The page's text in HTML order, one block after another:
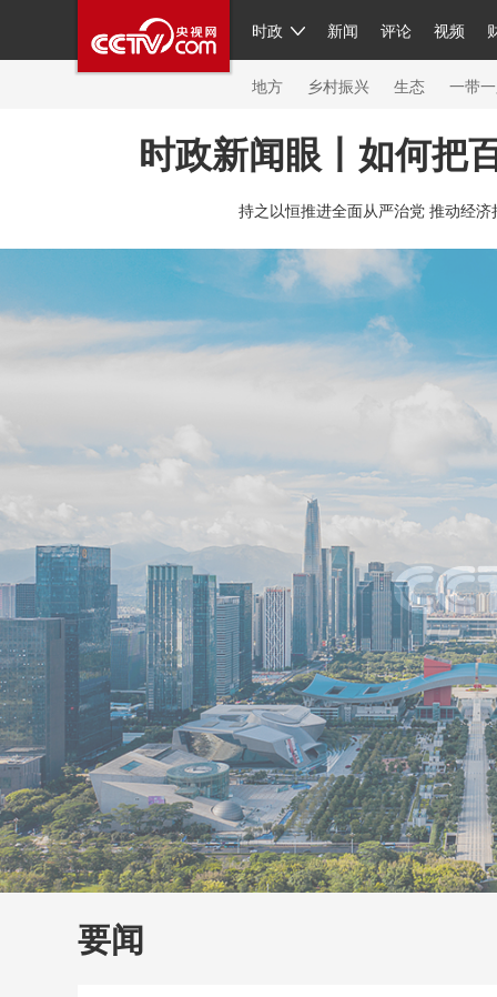
时政 新闻 评论 视频
人民领袖习近平 联播+ 中国
直播 片库 栏目大全 节目单
繁体 海外频道 iPanda
地方 乡村振兴 生态 一带
总台春晚 网络春晚 共产党员网 秧纪录 纪
新闻 国内 国际 评论 经济 军事 科技
联播+ 热解读 天天学习
视频 小央视频 小央直播 直播中国 熊猫频
新兵请入
CCTV奥林匹克频道 生活体育大会
大国智造 大国展会 大国保险 云顶对话 云
CCTV.节目官网 直播 节目单 栏目 片库
时政新闻眼丨如何把
持之以恒推进全面从严治党 推动经
要闻